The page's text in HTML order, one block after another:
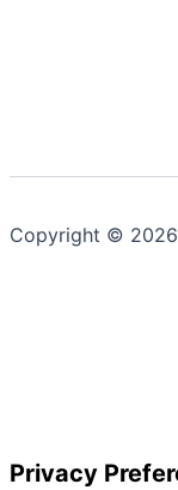
Copyright © 2026
Privacy